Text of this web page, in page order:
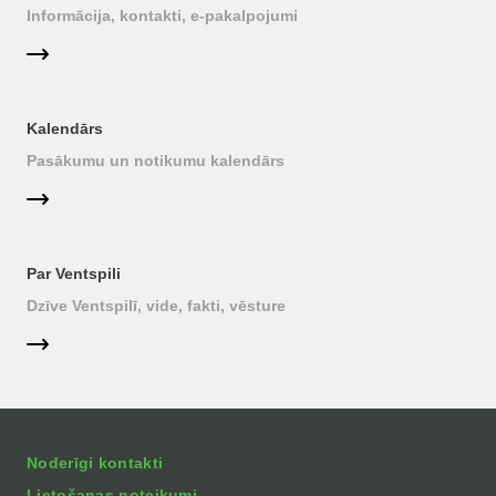
Informācija, kontakti, e-pakalpojumi
Kalendārs
Pasākumu un notikumu kalendārs
Par Ventspili
Dzīve Ventspilī, vide, fakti, vēsture
Noderīgi kontakti